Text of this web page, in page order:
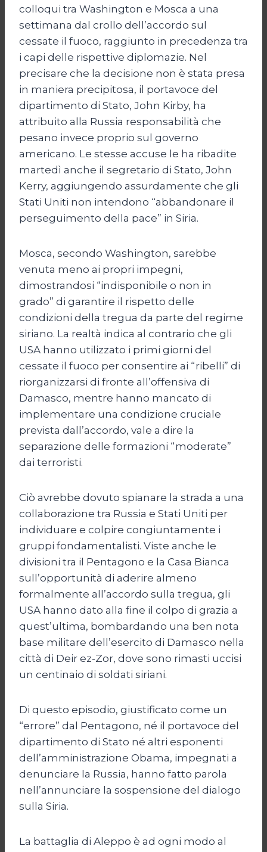
colloqui tra Washington e Mosca a una
settimana dal crollo dell’accordo sul
cessate il fuoco, raggiunto in precedenza tra
i capi delle rispettive diplomazie. Nel
precisare che la decisione non è stata presa
in maniera precipitosa, il portavoce del
dipartimento di Stato, John Kirby, ha
attribuito alla Russia responsabilità che
pesano invece proprio sul governo
americano. Le stesse accuse le ha ribadite
martedì anche il segretario di Stato, John
Kerry, aggiungendo assurdamente che gli
Stati Uniti non intendono “abbandonare il
perseguimento della pace” in Siria.
Mosca, secondo Washington, sarebbe
venuta meno ai propri impegni,
dimostrandosi “indisponibile o non in
grado” di garantire il rispetto delle
condizioni della tregua da parte del regime
siriano. La realtà indica al contrario che gli
USA hanno utilizzato i primi giorni del
cessate il fuoco per consentire ai “ribelli” di
riorganizzarsi di fronte all’offensiva di
Damasco, mentre hanno mancato di
implementare una condizione cruciale
prevista dall’accordo, vale a dire la
separazione delle formazioni “moderate”
dai terroristi.
Ciò avrebbe dovuto spianare la strada a una
collaborazione tra Russia e Stati Uniti per
individuare e colpire congiuntamente i
gruppi fondamentalisti. Viste anche le
divisioni tra il Pentagono e la Casa Bianca
sull’opportunità di aderire almeno
formalmente all’accordo sulla tregua, gli
USA hanno dato alla fine il colpo di grazia a
quest’ultima, bombardando una ben nota
base militare dell’esercito di Damasco nella
città di Deir ez-Zor, dove sono rimasti uccisi
un centinaio di soldati siriani.
Di questo episodio, giustificato come un
“errore” dal Pentagono, né il portavoce del
dipartimento di Stato né altri esponenti
dell’amministrazione Obama, impegnati a
denunciare la Russia, hanno fatto parola
nell’annunciare la sospensione del dialogo
sulla Siria.
La battaglia di Aleppo è ad ogni modo al